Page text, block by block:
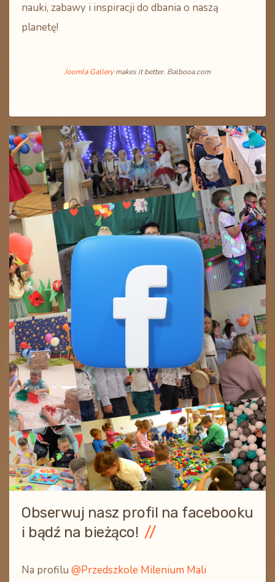
nauki, zabawy i inspiracji do dbania o naszą
planetę!
Joomla Gallerymakes it better. Balbooa.com
Obserwuj nasz profil na facebooku
i bądź na bieżąco!
Na profilu @Przedszkole Milenium Mali